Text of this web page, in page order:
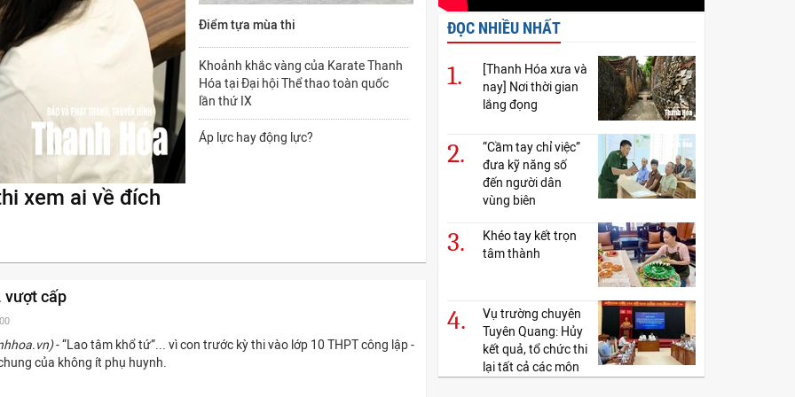
xem ai về đích
Điểm tựa mùa thi
Khoảnh khắc vàng của Karate Thanh
Hóa tại Đại hội Thể thao toàn quốc
lần thứ IX
Áp lực hay động lực?
vượt cấp
- “Lao tâm khổ tứ”... vì con trước kỳ thi vào lớp 10 THPT công lập -
của không ít phụ huynh.
ĐỌC NHIỀU NHẤT
1.
[Thanh Hóa xưa và
nay] Nơi thời gian
lắng đọng
2.
“Cầm tay chỉ việc”
đưa kỹ năng số
đến người dân
vùng biên
3.
Khéo tay kết trọn
tâm thành
4.
Vụ trường chuyên
Tuyên Quang: Hủy
kết quả, tổ chức thi
lại tất cả các môn